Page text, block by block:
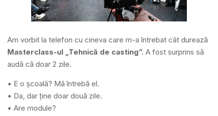
Am vorbit la telefon cu cineva care m-a întrebat cât durează
Masterclass-ul „Tehnică de casting”. A fost surprins să
audă că doar 2 zile.
• E o școală? Mă întrebă el.
• Da, dar ține doar două zile.
• Are module?